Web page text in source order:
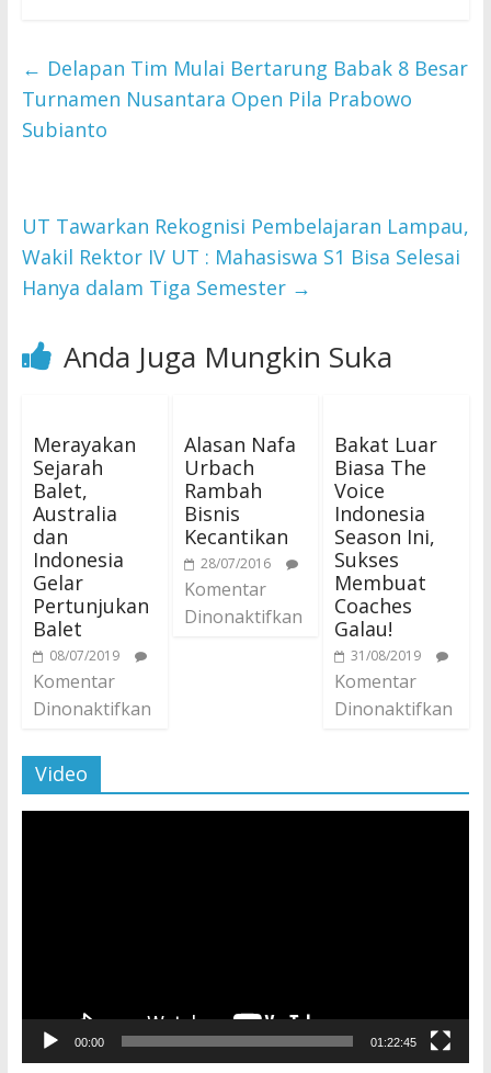
← Delapan Tim Mulai Bertarung Babak 8 Besar
Turnamen Nusantara Open Pila Prabowo
Subianto
UT Tawarkan Rekognisi Pembelajaran Lampau,
Wakil Rektor IV UT : Mahasiswa S1 Bisa Selesai
Hanya dalam Tiga Semester →
Anda Juga Mungkin Suka
Merayakan
Sejarah
Balet,
Australia
dan
Indonesia
Gelar
Pertunjukan
Balet
08/07/2019
Komentar
Dinonaktifkan
Alasan Nafa
Urbach
Rambah
Bisnis
Kecantikan
28/07/2016
Komentar
Dinonaktifkan
Bakat Luar
Biasa The
Voice
Indonesia
Season Ini,
Sukses
Membuat
Coaches
Galau!
31/08/2019
Komentar
Dinonaktifkan
Video
00:00 01:22:45